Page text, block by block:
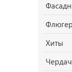
Хиты